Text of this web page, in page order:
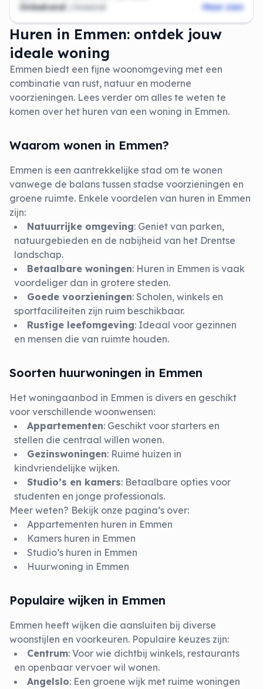
Onbekend
/maand Meer zien
Huren in Emmen: ontdek jouw
ideale woning
Emmen biedt een fijne woonomgeving met een
combinatie van rust, natuur en moderne
voorzieningen. Lees verder om alles te weten te
komen over het huren van een woning in Emmen.
Waarom wonen in Emmen?
Emmen is een aantrekkelijke stad om te wonen
vanwege de balans tussen stadse voorzieningen en
groene ruimte. Enkele voordelen van huren in Emmen
zijn:
Natuurrijke omgeving: Geniet van parken,
natuurgebieden en de nabijheid van het Drentse
landschap.
Betaalbare woningen: Huren in Emmen is vaak
voordeliger dan in grotere steden.
Goede voorzieningen: Scholen, winkels en
sportfaciliteiten zijn ruim beschikbaar.
Rustige leefomgeving: Ideaal voor gezinnen
en mensen die van ruimte houden.
Soorten huurwoningen in Emmen
Het woningaanbod in Emmen is divers en geschikt
voor verschillende woonwensen:
Appartementen: Geschikt voor starters en
stellen die centraal willen wonen.
Gezinswoningen: Ruime huizen in
kindvriendelijke wijken.
Studio’s en kamers: Betaalbare opties voor
studenten en jonge professionals.
Meer weten? Bekijk onze pagina’s over:
Appartementen huren in Emmen
Kamers huren in Emmen
Studio’s huren in Emmen
Huurwoning in Emmen
Populaire wijken in Emmen
Emmen heeft wijken die aansluiten bij diverse
woonstijlen en voorkeuren. Populaire keuzes zijn:
Centrum: Voor wie dichtbij winkels, restaurants
en openbaar vervoer wil wonen.
Angelslo: Een groene wijk met ruime woningen